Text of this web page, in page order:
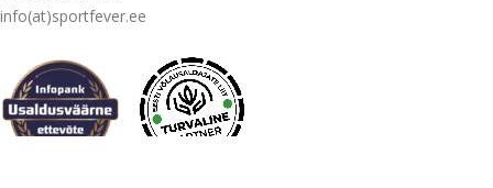
info(at)sportfever.ee